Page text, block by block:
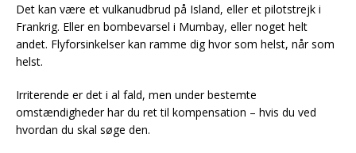
Det kan være et vulkanudbrud på Island, eller et pilotstrejk i
Frankrig. Eller en bombevarsel i Mumbay, eller noget helt
andet. Flyforsinkelser kan ramme dig hvor som helst, når som
helst.
Irriterende er det i al fald, men under bestemte
omstændigheder har du ret til kompensation – hvis du ved
hvordan du skal søge den.